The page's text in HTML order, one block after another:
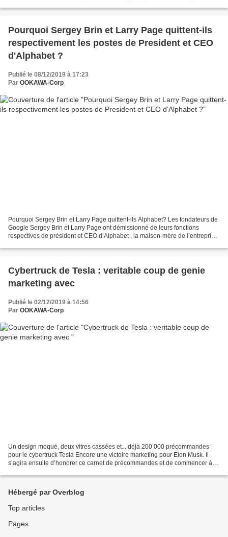
Pourquoi Sergey Brin et Larry Page quittent-ils
respectivement les postes de President et CEO
d'Alphabet ?
Publié le 08/12/2019 à 17:23
Par OOKAWA-Corp
Pourquoi Sergey Brin et Larry Page quittent-ils Alphabet? Les fondateurs de
Google Sergey Brin et Larry Page ont démissionné de leurs fonctions
respectives de président et CEO d’Alphabet , la maison-mère de l’entreprise.
Cybertruck de Tesla : veritable coup de genie
marketing avec
Publié le 02/12/2019 à 14:56
Par OOKAWA-Corp
Un design moqué, deux vitres cassées et... déjà 200 000 précommandes
pour le cybertruck Tesla Encore une victoire marketing pour Elon Musk. Il
s’agira ensuite d’honorer ce carnet de précommandes et de commencer à
Hébergé par Overblog
Top articles
Pages